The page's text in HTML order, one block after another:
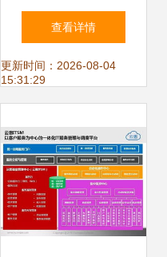
以技术研发驱动数
智财税服务新生态
查看详情
更新时间：2026-08-04
15:31:29